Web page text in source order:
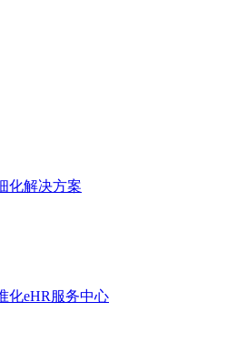
化解决方案
化eHR服务中心